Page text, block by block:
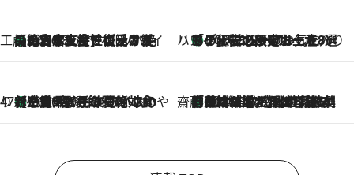
工藤まやのおもてなしハワイ
2026.8.6
【ハワイ土産】ローカルの絶大な支持で復活！ 絶品の幻クッキー《元ファンの日本人女性が受け継いだ名店》 ハワイ賢者 リサのお気に入りリスト2026.8.6
あの伝説の限定トートも！ リニューアルした「ディーン＆デルーカ ハワイ」で必須のお土産8選
47都道府県の手みやげ ひんやりスイーツで夏を満喫
2026.8.6
【三重県】この夏絶対食べたい 冷やしておいしいおやつ3選 お餅×アイスの新感覚スイーツ 齋藤 薫 美容脳ルネサンス
2026.8.6
「荷物が増えるほど旅ストレスは増す」美容ジャーナリストがたどり着いた最終結論。“化粧品を劇的に減らす”感動の凝縮美容とは